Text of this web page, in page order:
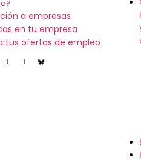
a empresas
en tu empresa
tus ofertas de empleo